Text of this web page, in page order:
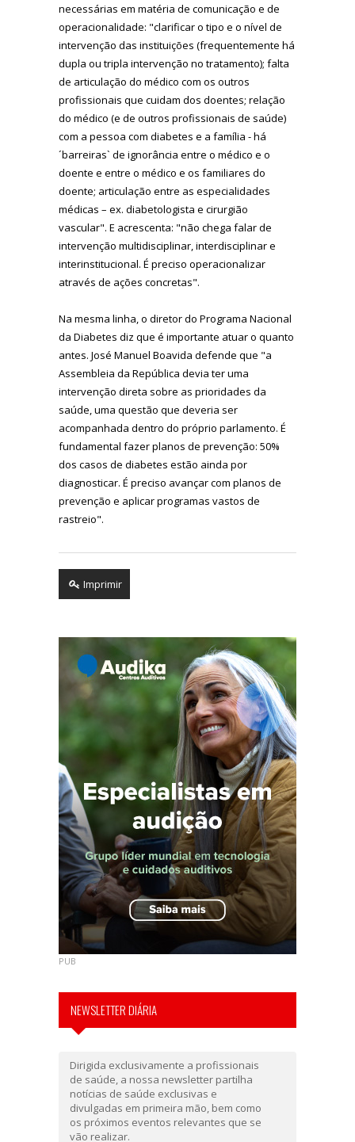
necessárias em matéria de comunicação e de
operacionalidade: "clarificar o tipo e o nível de
intervenção das instituições (frequentemente há
dupla ou tripla intervenção no tratamento); falta
de articulação do médico com os outros
profissionais que cuidam dos doentes; relação
do médico (e de outros profissionais de saúde)
com a pessoa com diabetes e a família - há
´barreiras` de ignorância entre o médico e o
doente e entre o médico e os familiares do
doente; articulação entre as especialidades
médicas – ex. diabetologista e cirurgião
vascular". E acrescenta: "não chega falar de
intervenção multidisciplinar, interdisciplinar e
interinstitucional. É preciso operacionalizar
através de ações concretas".
Na mesma linha, o diretor do Programa Nacional
da Diabetes diz que é importante atuar o quanto
antes. José Manuel Boavida defende que "a
Assembleia da República devia ter uma
intervenção direta sobre as prioridades da
saúde, uma questão que deveria ser
acompanhada dentro do próprio parlamento. É
fundamental fazer planos de prevenção: 50%
dos casos de diabetes estão ainda por
diagnosticar. É preciso avançar com planos de
prevenção e aplicar programas vastos de
rastreio".
Imprimir
PUB
NEWSLETTER DIÁRIA
Dirigida exclusivamente a profissionais
de saúde, a nossa newsletter partilha
notícias de saúde exclusivas e
divulgadas em primeira mão, bem como
os próximos eventos relevantes que se
vão realizar.